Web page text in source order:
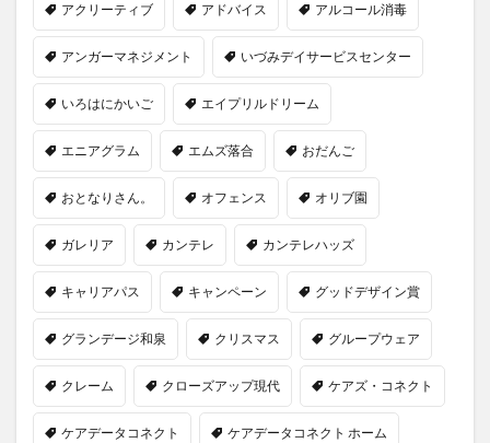
アクリーティブ アドバイス アルコール消毒
アンガーマネジメント いづみデイサービスセンター
いろはにかいご エイプリルドリーム
エニアグラム エムズ落合 おだんご
おとなりさん。 オフェンス オリブ園
ガレリア カンテレ カンテレハッズ
キャリアパス キャンペーン グッドデザイン賞
グランデージ和泉 クリスマス グループウェア
クレーム クローズアップ現代 ケアズ・コネクト
ケアデータコネクト ケアデータコネクト ホーム